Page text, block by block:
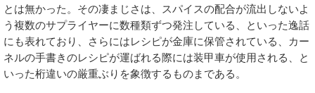
とは無かった。その凄まじさは、スパイスの配合が流出しないよ
う複数のサプライヤーに数種類ずつ発注している、といった逸話
にも表れており、さらにはレシピが金庫に保管されている、カー
ネルの手書きのレシピが運ばれる際には装甲車が使用される、と
いった桁違いの厳重ぶりを象徴するものまである。